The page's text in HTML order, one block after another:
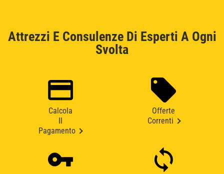
Attrezzi E Consulenze Di Esperti A Ogni
Svolta
Calcola
Pagamento
Offerte
Correnti